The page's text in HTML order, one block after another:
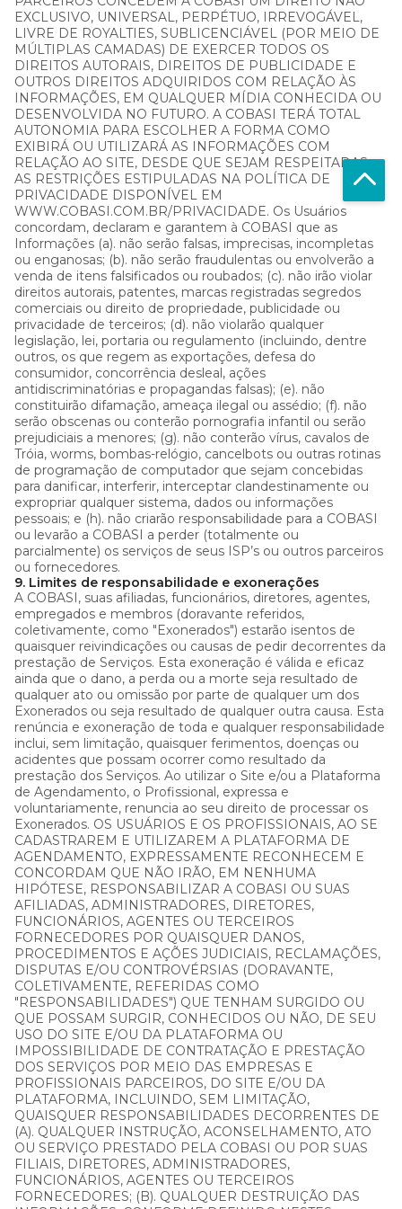
EXCLUSIVO, UNIVERSAL, PERPÉTUO, IRREVOGÁVEL,
LIVRE DE ROYALTIES, SUBLICENCIÁVEL (POR MEIO DE
MÚLTIPLAS CAMADAS) DE EXERCER TODOS OS
DIREITOS AUTORAIS, DIREITOS DE PUBLICIDADE E
OUTROS DIREITOS ADQUIRIDOS COM RELAÇÃO ÀS
INFORMAÇÕES, EM QUALQUER MÍDIA CONHECIDA OU
DESENVOLVIDA NO FUTURO. A COBASI TERÁ TOTAL
AUTONOMIA PARA ESCOLHER A FORMA COMO
EXIBIRÁ OU UTILIZARÁ AS INFORMAÇÕES COM
RELAÇÃO AO SITE, DESDE QUE SEJAM RESPEITADAS
AS RESTRIÇÕES ESTIPULADAS NA POLÍTICA DE
PRIVACIDADE DISPONÍVEL EM
WWW.COBASI.COM.BR/PRIVACIDADE. Os Usuários
concordam, declaram e garantem à COBASI que as
Informações (a). não serão falsas, imprecisas, incompletas
ou enganosas; (b). não serão fraudulentas ou envolverão a
venda de itens falsificados ou roubados; (c). não irão violar
direitos autorais, patentes, marcas registradas segredos
comerciais ou direito de propriedade, publicidade ou
privacidade de terceiros; (d). não violarão qualquer
legislação, lei, portaria ou regulamento (incluindo, dentre
outros, os que regem as exportações, defesa do
consumidor, concorrência desleal, ações
antidiscriminatórias e propagandas falsas); (e). não
constituirão difamação, ameaça ilegal ou assédio; (f). não
serão obscenas ou conterão pornografia infantil ou serão
prejudiciais a menores; (g). não conterão vírus, cavalos de
Tróia, worms, bombas-relógio, cancelbots ou outras rotinas
de programação de computador que sejam concebidas
para danificar, interferir, interceptar clandestinamente ou
expropriar qualquer sistema, dados ou informações
pessoais; e (h). não criarão responsabilidade para a COBASI
ou levarão a COBASI a perder (totalmente ou
parcialmente) os serviços de seus ISP’s ou outros parceiros
ou fornecedores.
9. Limites de responsabilidade e exonerações
A COBASI, suas afiliadas, funcionários, diretores, agentes,
empregados e membros (doravante referidos,
coletivamente, como "Exonerados") estarão isentos de
quaisquer reivindicações ou causas de pedir decorrentes da
prestação de Serviços. Esta exoneração é válida e eficaz
ainda que o dano, a perda ou a morte seja resultado de
qualquer ato ou omissão por parte de qualquer um dos
Exonerados ou seja resultado de qualquer outra causa. Esta
renúncia e exoneração de toda e qualquer responsabilidade
inclui, sem limitação, quaisquer ferimentos, doenças ou
acidentes que possam ocorrer como resultado da
prestação dos Serviços. Ao utilizar o Site e/ou a Plataforma
de Agendamento, o Profissional, expressa e
voluntariamente, renuncia ao seu direito de processar os
Exonerados. OS USUÁRIOS E OS PROFISSIONAIS, AO SE
CADASTRAREM E UTILIZAREM A PLATAFORMA DE
AGENDAMENTO, EXPRESSAMENTE RECONHECEM E
CONCORDAM QUE NÃO IRÃO, EM NENHUMA
HIPÓTESE, RESPONSABILIZAR A COBASI OU SUAS
AFILIADAS, ADMINISTRADORES, DIRETORES,
FUNCIONÁRIOS, AGENTES OU TERCEIROS
FORNECEDORES POR QUAISQUER DANOS,
PROCEDIMENTOS E AÇÕES JUDICIAIS, RECLAMAÇÕES,
DISPUTAS E/OU CONTROVÉRSIAS (DORAVANTE,
COLETIVAMENTE, REFERIDAS COMO
"RESPONSABILIDADES") QUE TENHAM SURGIDO OU
QUE POSSAM SURGIR, CONHECIDOS OU NÃO, DE SEU
USO DO SITE E/OU DA PLATAFORMA OU
IMPOSSIBILIDADE DE CONTRATAÇÃO E PRESTAÇÃO
DOS SERVIÇOS POR MEIO DAS EMPRESAS E
PROFISSIONAIS PARCEIROS, DO SITE E/OU DA
PLATAFORMA, INCLUINDO, SEM LIMITAÇÃO,
QUAISQUER RESPONSABILIDADES DECORRENTES DE
(A). QUALQUER INSTRUÇÃO, ACONSELHAMENTO, ATO
OU SERVIÇO PRESTADO PELA COBASI OU POR SUAS
FILIAIS, DIRETORES, ADMINISTRADORES,
FUNCIONÁRIOS, AGENTES OU TERCEIROS
FORNECEDORES; (B). QUALQUER DESTRUIÇÃO DAS